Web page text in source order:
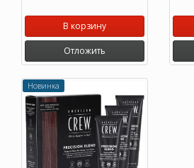
В корзину
Отложить
Новинка